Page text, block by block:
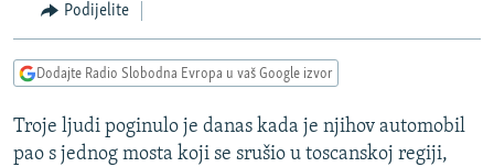
navigaciju
Pređite
na
CRNA GORA
VIDEO
FOTOGALERIJE
PODCASTI
RAT U UKRAJINI
Podijelite
Dodajte Radio Slobodna Evropa u vaš Google izvor
Troje ljudi poginulo je danas kada je njihov automobil
pao s jednog mosta koji se srušio u toscanskoj regiji,